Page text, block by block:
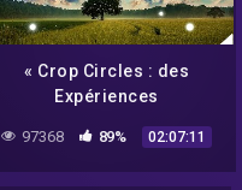
« Crop Circles : des
Expériences
Umberto Molinaro –
NURÉA TV
97368 89% 02:07:11